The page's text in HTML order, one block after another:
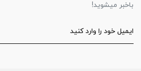
باخبر میشوید!